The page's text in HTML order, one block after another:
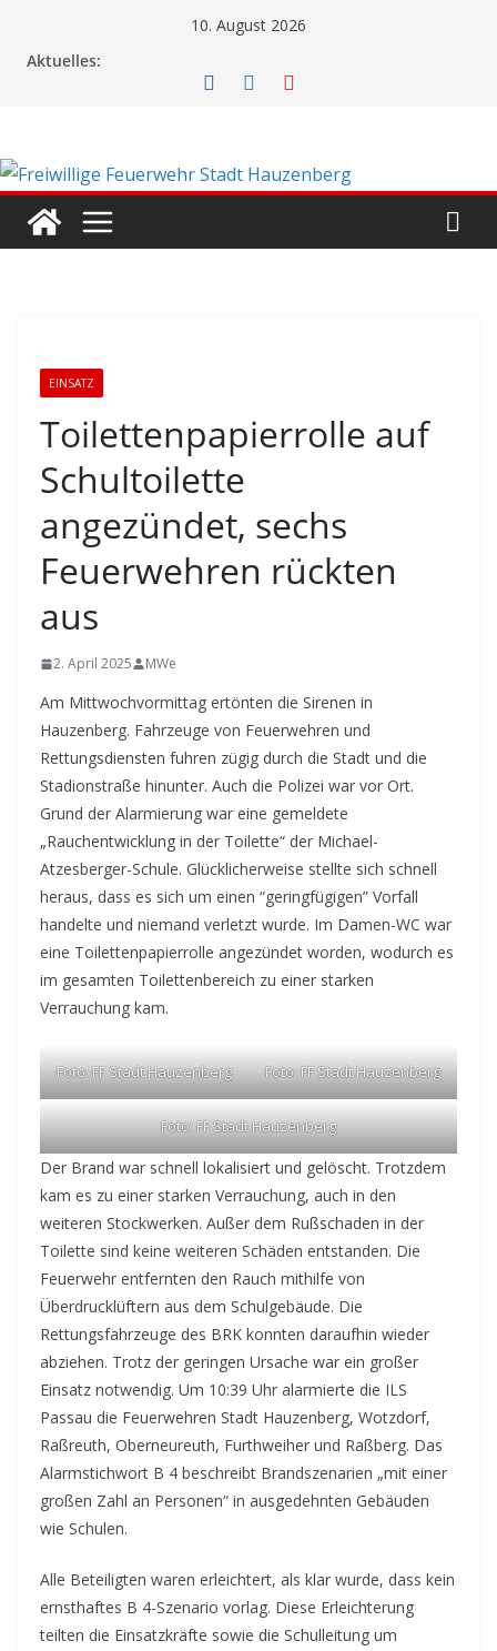
10. August 2026
Aktuelles:
EINSATZ
Toilettenpapierrolle auf
Schultoilette
angezündet, sechs
Feuerwehren rückten
aus
2. April 2025 MWe
Am Mittwochvormittag ertönten die Sirenen in
Hauzenberg. Fahrzeuge von Feuerwehren und
Rettungsdiensten fuhren zügig durch die Stadt und die
Stadionstraße hinunter. Auch die Polizei war vor Ort.
Grund der Alarmierung war eine gemeldete
„Rauchentwicklung in der Toilette“ der Michael-
Atzesberger-Schule. Glücklicherweise stellte sich schnell
heraus, dass es sich um einen “geringfügigen” Vorfall
handelte und niemand verletzt wurde. Im Damen-WC war
eine Toilettenpapierrolle angezündet worden, wodurch es
im gesamten Toilettenbereich zu einer starken
Verrauchung kam.
Foto: FF Stadt Hauzenberg Foto: FF Stadt Hauzenberg
Foto: FF Stadt Hauzenberg
Der Brand war schnell lokalisiert und gelöscht. Trotzdem
kam es zu einer starken Verrauchung, auch in den
weiteren Stockwerken. Außer dem Rußschaden in der
Toilette sind keine weiteren Schäden entstanden. Die
Feuerwehr entfernten den Rauch mithilfe von
Überdrucklüftern aus dem Schulgebäude. Die
Rettungsfahrzeuge des BRK konnten daraufhin wieder
abziehen. Trotz der geringen Ursache war ein großer
Einsatz notwendig. Um 10:39 Uhr alarmierte die ILS
Passau die Feuerwehren Stadt Hauzenberg, Wotzdorf,
Raßreuth, Oberneureuth, Furthweiher und Raßberg. Das
Alarmstichwort B 4 beschreibt Brandszenarien „mit einer
großen Zahl an Personen“ in ausgedehnten Gebäuden
wie Schulen.
Alle Beteiligten waren erleichtert, als klar wurde, dass kein
ernsthaftes B 4-Szenario vorlag. Diese Erleichterung
teilten die Einsatzkräfte sowie die Schulleitung um